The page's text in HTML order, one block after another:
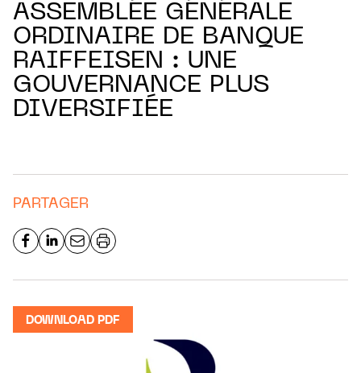
ASSEMBLÉE GÉNÉRALE
ORDINAIRE DE BANQUE
RAIFFEISEN : UNE
GOUVERNANCE PLUS
DIVERSIFIÉE
PARTAGER
DOWNLOAD PDF